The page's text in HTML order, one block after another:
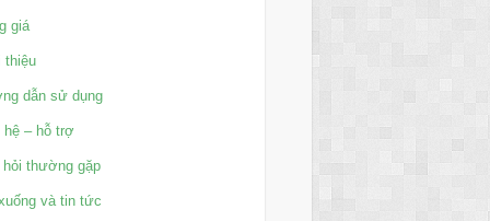
giá
thiệu
dẫn sử dụng
hệ – hỗ trợ
hỏi thường gặp
và tin tức